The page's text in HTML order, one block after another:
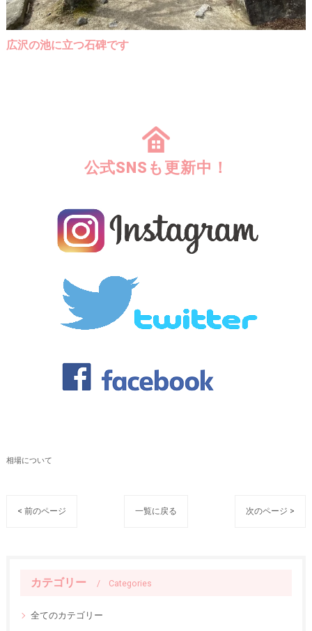
広沢の池に立つ石碑です
公式SNSも更新中！
相場について
< 前のページ 一覧に戻る 次のページ >
カテゴリー Categories
全てのカテゴリー